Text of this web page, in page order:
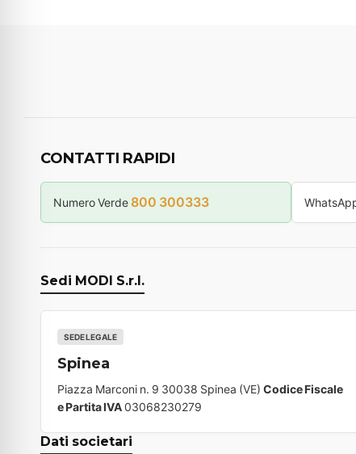
CONTATTI RAPIDI
Numero Verde 800 300333
Sedi MODI S.r.l.
SEDE LEGALE
Spinea
Piazza Marconi n. 9 30038 Spinea (VE) Codice Fiscale
e Partita IVA03068230279
Dati societari